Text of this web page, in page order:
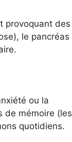
provoquant des
le pancréas
ou la
de mémoire (les
quotidiens.